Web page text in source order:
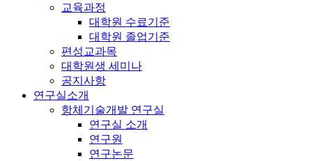
교육과정
대학원 수료기준
대학원 졸업기준
편성교과목
대학원생 세미나
공지사항
연구실소개
항체기술개발 연구실
연구실 소개
연구원
연구논문